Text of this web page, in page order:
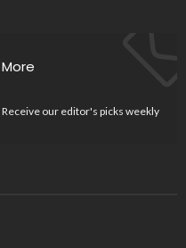
Receive our editor's picks weekly